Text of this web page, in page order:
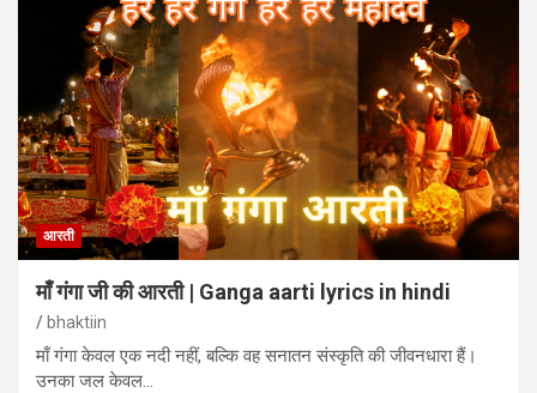
आरती
माँ गंगा जी की आरती | Ganga aarti lyrics in hindi
bhaktiin
माँ गंगा केवल एक नदी नहीं, बल्कि वह सनातन संस्कृति की जीवनधारा हैं।
उनका जल केवल…